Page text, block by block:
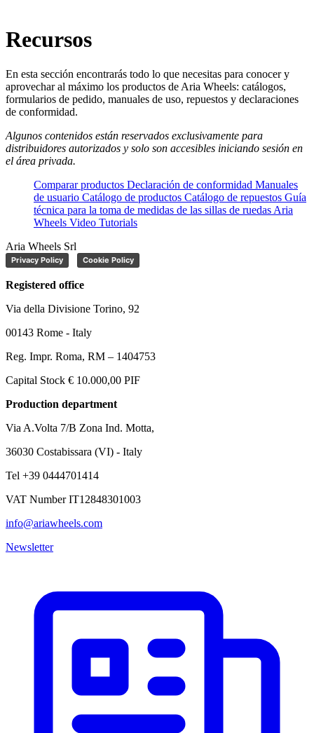
Recursos
En esta sección encontrarás todo lo que necesitas para conocer y
aprovechar al máximo los productos de Aria Wheels: catálogos,
formularios de pedido, manuales de uso, repuestos y declaraciones
de conformidad.
Algunos contenidos están reservados exclusivamente para
distribuidores autorizados y solo son accesibles iniciando sesión en
el área privada.
Comparar productos Declaración de conformidad Manuales
de usuario Catálogo de productos Catálogo de repuestos Guía
técnica para la toma de medidas de las sillas de ruedas Aria
Wheels Video Tutorials
Aria Wheels Srl
Privacy Policy Cookie Policy
Registered office
Via della Divisione Torino, 92
00143 Rome - Italy
Reg. Impr. Roma, RM – 1404753
Capital Stock € 10.000,00 PIF
Production department
Via A.Volta 7/B Zona Ind. Motta,
36030 Costabissara (VI) - Italy
Tel +39 0444701414
VAT Number IT12848301003
info@ariawheels.com
Newsletter